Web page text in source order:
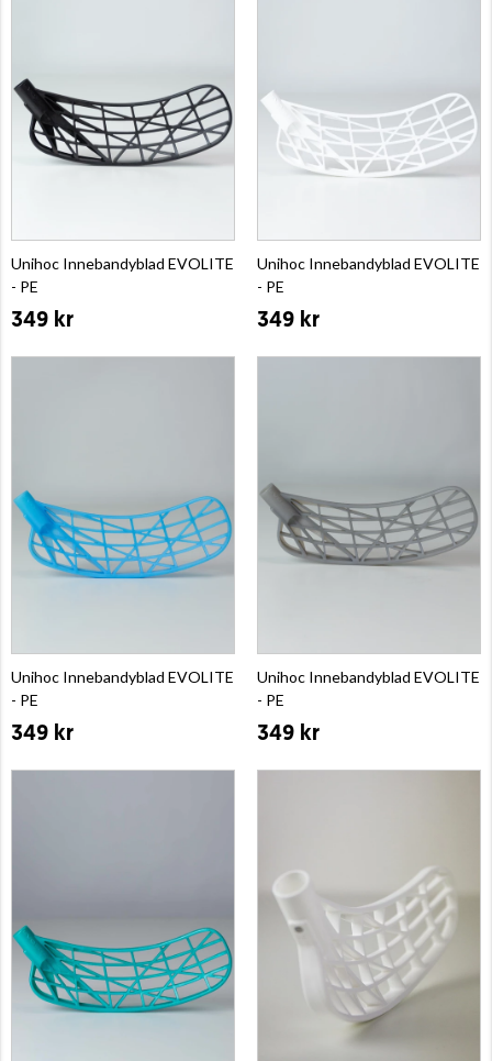
Unihoc Innebandyblad EVOLITE
- PE
349 kr
Unihoc Innebandyblad EVOLITE
- PE
349 kr
Unihoc Innebandyblad EVOLITE
- PE
349 kr
Unihoc Innebandyblad EVOLITE
- PE
349 kr